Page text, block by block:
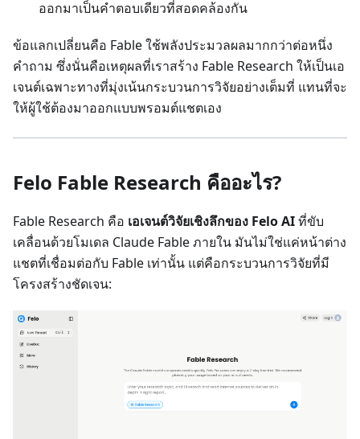
ออกมาเป็นคำตอบเดียวที่สอดคล้องกัน
ข้อแลกเปลี่ยนคือ Fable ใช้พลังประมวลผลมากกว่าต่อหนึ่ง
คำถาม ซึ่งนั่นคือเหตุผลที่เราสร้าง Fable Research ให้เป็นเอ
เจนต์เฉพาะทางที่มุ่งเน้นกระบวนการวิจัยอย่างเต็มที่ แทนที่จะ
ให้ผู้ใช้ต้องมาออกแบบพรอมต์แชตเอง
Felo Fable Research คืออะไร?
Fable Research คือ เอเจนต์วิจัยเชิงลึกของ Felo AIที่ขับ
เคลื่อนด้วยโมเดล Claude Fable ภายใน มันไม่ใช่แค่หน้าต่าง
แชตที่เชื่อมต่อกับ Fable เท่านั้น แต่คือกระบวนการวิจัยที่มี
โครงสร้างชัดเจน: